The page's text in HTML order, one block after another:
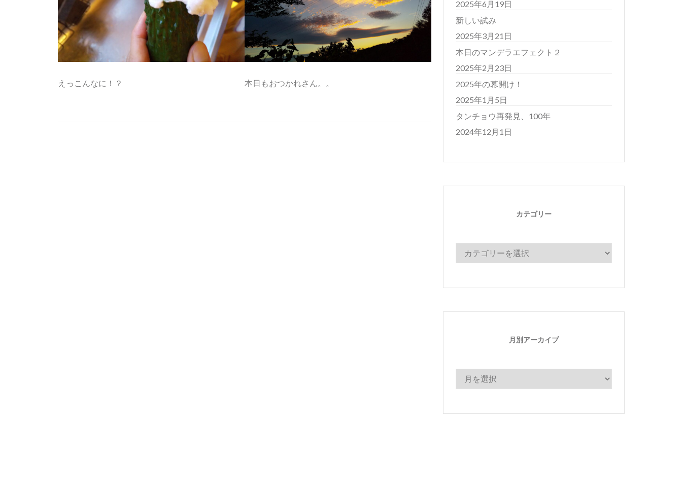
えっこんなに！？ 本日もおつかれさん。。
2025年6月19日
新しい試み
2025年3月21日
本日のマンデラエフェクト２
2025年2月23日
2025年の幕開け！
2025年1月5日
タンチョウ再発見、100年
2024年12月1日
カテゴリー
テ
リ
月別アーカイブ
別
ー